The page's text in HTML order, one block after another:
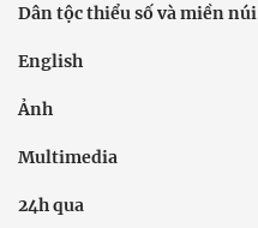
Dân tộc thiểu số và miền núi
English
Ảnh
Multimedia
24h qua